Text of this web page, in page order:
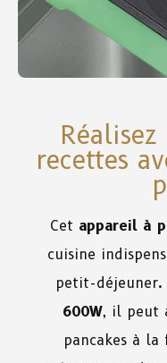
recettes
Cet appareil à
cuisine
petit-déjeuner.
600W, il peut
pancakes à